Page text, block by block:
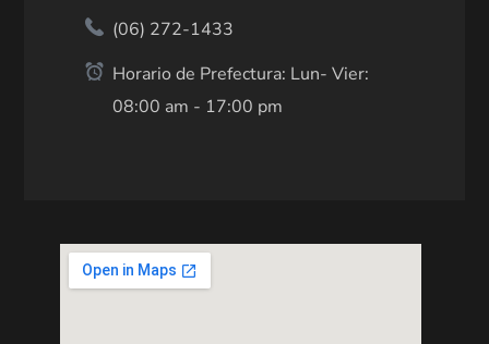
(06) 272-1433
Horario de Prefectura: Lun- Vier:
08:00 am - 17:00 pm